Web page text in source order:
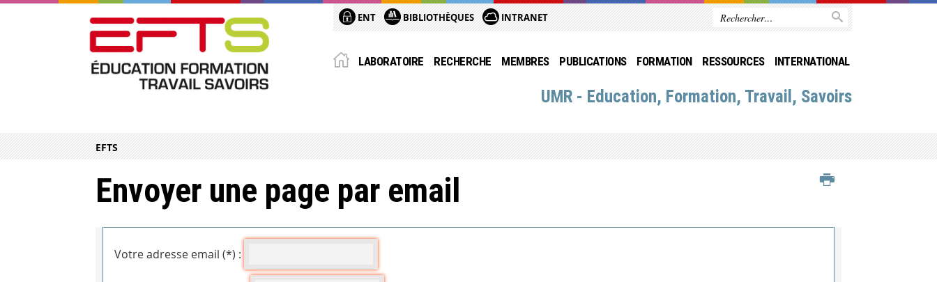
ENT BIBLIOTHÈQUES INTRANET
LABORATOIRE RECHERCHE MEMBRES PUBLICATIONS FORMATION RESSOURCES INTERNATIONAL
UMR - Education, Formation, Travail, Savoirs
EFTS
Envoyer une page par email
Votre adresse email (*) :